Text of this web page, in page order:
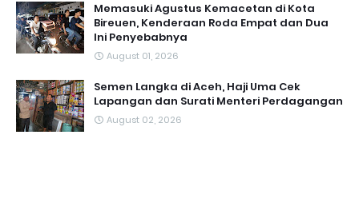
Memasuki Agustus Kemacetan di Kota
Bireuen, Kenderaan Roda Empat dan Dua
Ini Penyebabnya
August 01, 2026
Semen Langka di Aceh, Haji Uma Cek
Lapangan dan Surati Menteri Perdagangan
August 02, 2026